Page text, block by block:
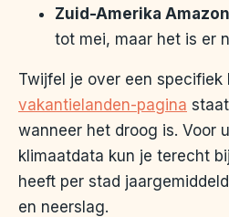
Zuid-Amerika
tot mei, maar het is er
Twijfel je over een specifiek
vakantielanden-pagina
wanneer het droog is. Voor
klimaatdata kun je terecht bij
heeft per stad
en neerslag.